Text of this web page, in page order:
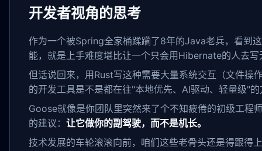
开发者视角的思考
作为一个被Spring全家桶蹂躏了8年的Java老兵，看到
能，就是上手难度堪比让一个只会用Hibernate的人去
但话说回来，用Rust写这种需要大量系统交互（文件操
的开发工具是不是都在往"本地优先、AI驱动、轻量级"
Goose就像是你团队里突然来了个不知疲倦的初级工
的建议： 让它做你的副驾驶，而不是机长。
技术发展的车轮滚滚向前，咱们这些老骨头还是得跟得